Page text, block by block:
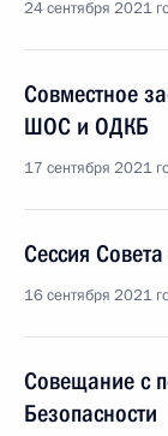
24 сентября 2021
Совместное
ШОС и ОДКБ
17 сентября 2021
Сессия
16 сентября 2021
Совещание с
Безопасности